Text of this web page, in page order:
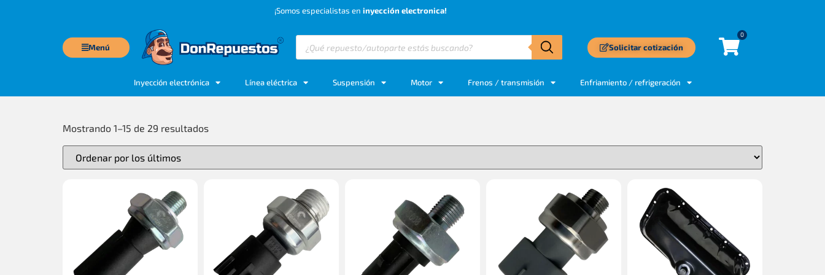
¡Somos especialistas en inyección electronica!
Menú Solicitar cotización
0
Inyección electrónica Línea eléctrica Suspensión Motor Frenos / transmisión Enfriamiento / refrigeración
Mostrando 1–15 de 29 resultados